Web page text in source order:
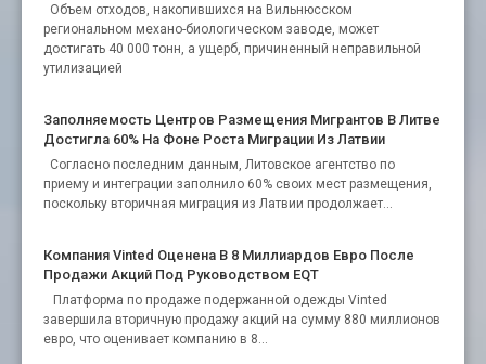
Объем отходов, накопившихся на Вильнюсском
региональном механо-биологическом заводе, может
достигать 40 000 тонн, а ущерб, причиненный неправильной
утилизацией
Заполняемость Центров Размещения Мигрантов В Литве
Достигла 60% На Фоне Роста Миграции Из Латвии
Согласно последним данным, Литовское агентство по
приему и интеграции заполнило 60% своих мест размещения,
поскольку вторичная миграция из Латвии продолжает...
Компания Vinted Оценена В 8 Миллиардов Евро После
Продажи Акций Под Руководством EQT
Платформа по продаже подержанной одежды Vinted
завершила вторичную продажу акций на сумму 880 миллионов
евро, что оценивает компанию в 8...